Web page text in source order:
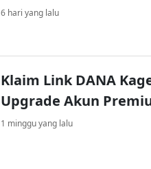
6 hari yang lalu
Klaim Link DANA
Upgrade Akun
1 minggu yang lalu